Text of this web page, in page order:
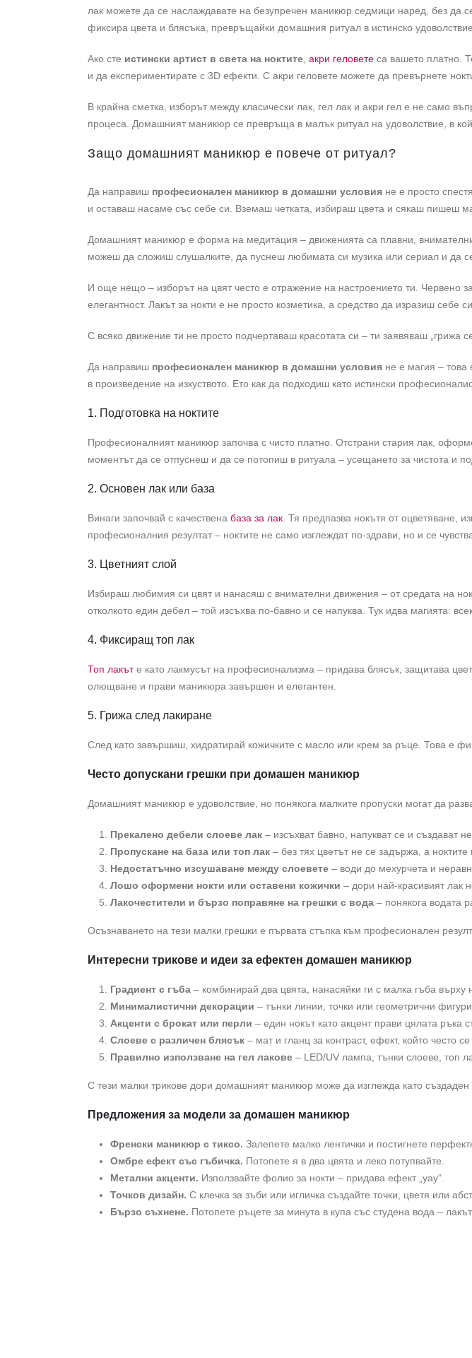
лак можете да се наслаждавате на безупречен маникюр седмици наред, без да
фиксира цвета и блясъка, превръщайки домашния ритуал в истинско
Ако сте истински артист в света на ноктите акри геловете са вашето платно.
и да експериментирате с 3D ефекти. С акри геловете можете да превърнете
В крайна сметка, изборът между класически лак, гел лак и акри гел е не само
процеса. Домашният маникюр се превръща в малък ритуал на удоволствие, в
Защо домашният маникюр е повече от ритуал?
Да направиш професионален маникюр в домашни условия не е просто
и оставаш насаме със себе си. Вземаш четката, избираш цвета и сякаш пишеш
Домашният маникюр е форма на медитация – движенията са плавни,
можеш да сложиш слушалките, да пуснеш любимата си музика или сериал и да
И още нещо – изборът на цвят често е отражение на настроението ти. Червено
елегантност. Лакът за нокти е не просто козметика, а средство да изразиш себе
С всяко движение ти не просто подчертаваш красотата си – ти заявяваш
Да направиш професионален маникюр в домашни условия не е магия – това
в произведение на изкуството. Ето как да подходиш като истински
1. Подготовка на ноктите
Професионалният маникюр започва с чисто платно. Отстрани стария лак,
моментът да се отпуснеш и да се потопиш в ритуала – усещането за чистота и
2. Основен лак или база
Винаги започвай с качествена база за лак . Тя предпазва нокътя от оцветяване,
професионалния резултат – ноктите не само изглеждат по-здрави, но и се
3. Цветният слой
Избираш любимия си цвят и нанасяш с внимателни движения – от средата на
отколкото един дебел – той изсъхва по-бавно и се напуква. Тук идва магията:
4. Фиксиращ топ лак
Топ лакъте като лакмусът на професионализма – придава блясък, защитава
олющване и прави маникюра завършен и елегантен.
5. Грижа след лакиране
След като завършиш, хидратирай кожичките с масло или крем за ръце. Това е
Често допускани грешки при домашен маникюр
Домашният маникюр е удоволствие, но понякога малките пропуски могат да
Прекалено дебели слоеве лак – изсъхват бавно, напукват се и създават
Пропускане на база или топ лак – без тях цветът не се задържа, а ноктите
Недостатъчно изсушаване между слоевете – води до мехурчета и
Лошо оформени нокти или оставени кожички – дори най-красивият лак
Лакочестители и бързо поправяне на грешки с вода – понякога водата
Осъзнаването на тези малки грешки е първата стъпка към професионален
Интересни трикове и идеи за ефектен домашен маникюр
Градиент с гъба – комбинирай два цвята, нанасяйки ги с малка гъба върху
Минималистични декорации – тънки линии, точки или геометрични
Акценти с брокат или перли – един нокът като акцент прави цялата ръка
Слоеве с различен блясък – мат и гланц за контраст, ефект, който
Правилно използване на гел лакове – LED/UV лампа, тънки слоеве, топ
С тези малки трикове дори домашният маникюр може да изглежда като
Предложения за модели за домашен маникюр
Френски маникюр с тиксо. Залепете малко лентички и постигнете
Омбре ефект със гъбичка. Потопете я в два цвята и леко потупвайте.
Метални акценти. Използвайте фолио за нокти – придава ефект „уау“.
Точков дизайн. С клечка за зъби или игличка създайте точки, цветя или
Бързо съхнене. Потопете ръцете за минута в купа със студена вода –